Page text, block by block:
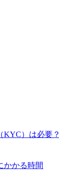
KYC）は必要？
かかる時間